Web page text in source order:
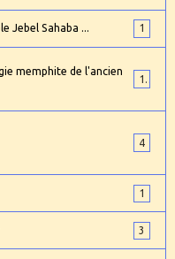
Jebel Sahaba ... 1
memphite de l'ancien
4
1
3